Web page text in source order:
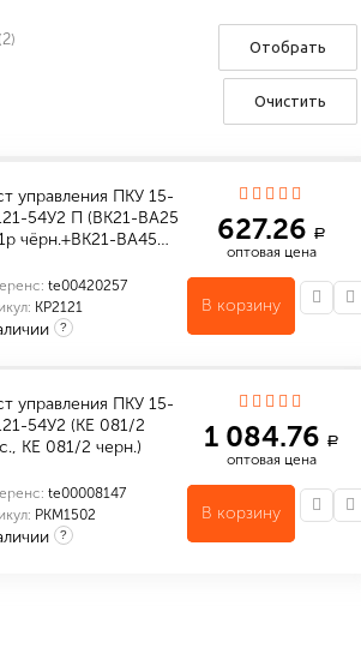
Отобрать
Очистить
2)
управления ПКУ 15-
54У2 П (ВК21-ВА25
чёрн.+ВК21-ВА45…
te00420257
KP2121
?
627.26 a
оптовая цена
В корзину
управления ПКУ 15-
54У2 (КЕ 081/2
КЕ 081/2 черн.)
te00008147
PKM1502
?
1 084.76 a
оптовая цена
В корзину